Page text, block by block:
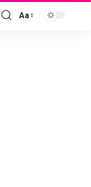
Font
Aa